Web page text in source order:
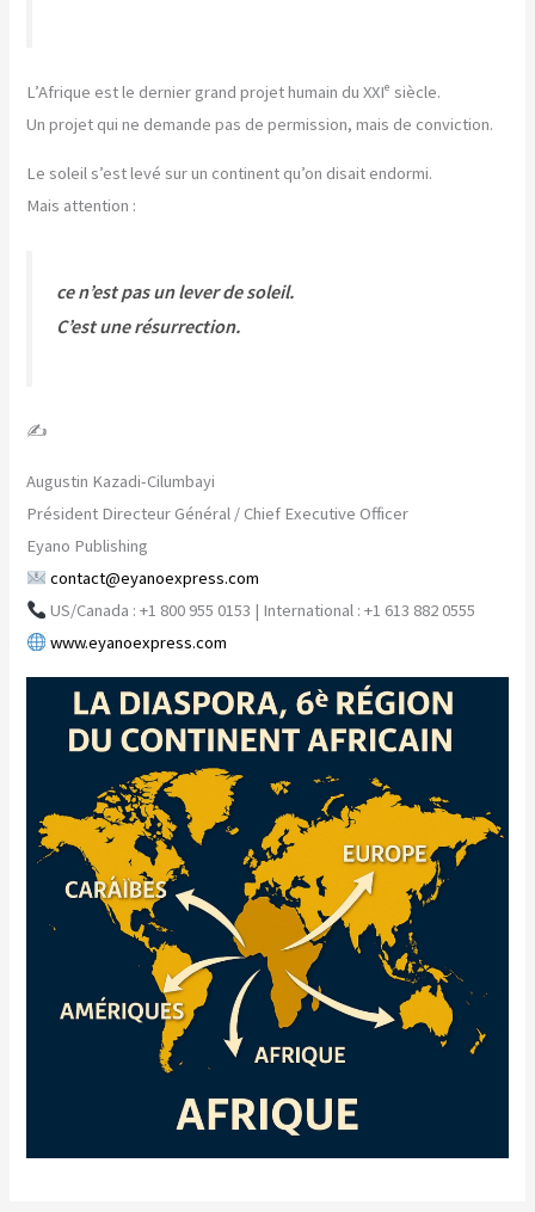
L’Afrique est le dernier grand projet humain du XXIᵉ siècle.
Un projet qui ne demande pas de permission, mais de conviction.
Le soleil s’est levé sur un continent qu’on disait endormi.
Mais attention :
ce n’est pas un lever de soleil.
C’est une résurrection.
✍️
Augustin Kazadi-Cilumbayi
Président Directeur Général / Chief Executive Officer
Eyano Publishing
contact@eyanoexpress.com
US/Canada : +1 800 955 0153 | International : +1 613 882 0555
www.eyanoexpress.com